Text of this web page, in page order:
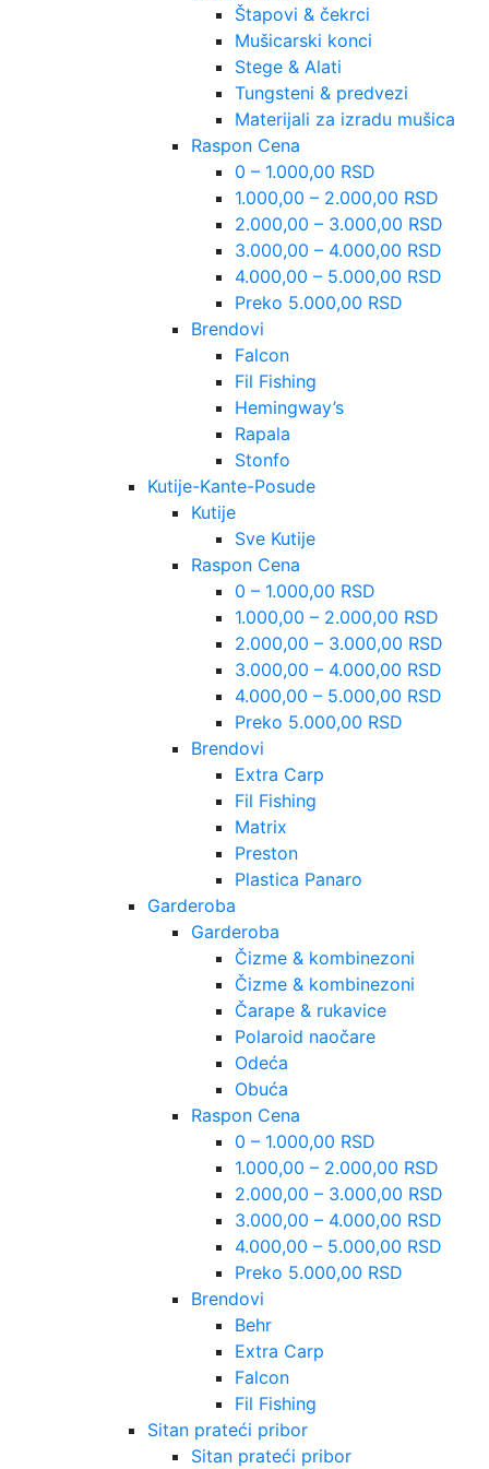
Štapovi & čekrci
Mušicarski konci
Stege & Alati
Tungsteni & predvezi
Materijali za izradu mušica
Raspon Cena
0 – 1.000,00 RSD
1.000,00 – 2.000,00 RSD
2.000,00 – 3.000,00 RSD
3.000,00 – 4.000,00 RSD
4.000,00 – 5.000,00 RSD
Preko 5.000,00 RSD
Brendovi
Falcon
Fil Fishing
Hemingway’s
Rapala
Stonfo
Kutije-Kante-Posude
Kutije
Sve Kutije
Raspon Cena
0 – 1.000,00 RSD
1.000,00 – 2.000,00 RSD
2.000,00 – 3.000,00 RSD
3.000,00 – 4.000,00 RSD
4.000,00 – 5.000,00 RSD
Preko 5.000,00 RSD
Brendovi
Extra Carp
Fil Fishing
Matrix
Preston
Plastica Panaro
Garderoba
Garderoba
Čizme & kombinezoni
Čizme & kombinezoni
Čarape & rukavice
Polaroid naočare
Odeća
Obuća
Raspon Cena
0 – 1.000,00 RSD
1.000,00 – 2.000,00 RSD
2.000,00 – 3.000,00 RSD
3.000,00 – 4.000,00 RSD
4.000,00 – 5.000,00 RSD
Preko 5.000,00 RSD
Brendovi
Behr
Extra Carp
Falcon
Fil Fishing
Sitan prateći pribor
Sitan prateći pribor